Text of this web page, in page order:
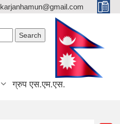
karjanhamun@gmail.com
ग्रुप एस.एम.एस.